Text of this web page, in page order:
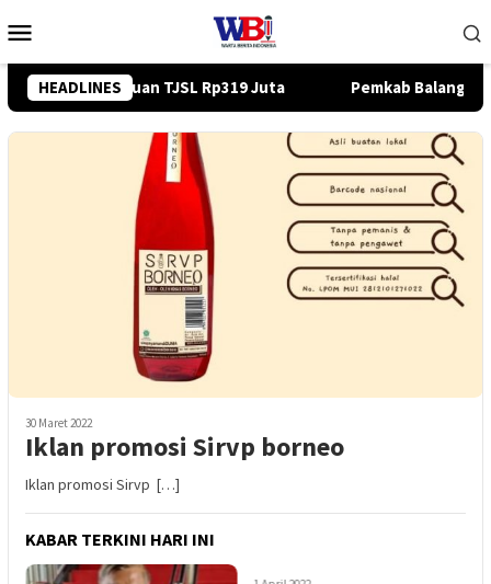
ke
Mobile
HEADLINES
Pemkab Balangan Salurkan Bantuan Pendidikan Rp35 Juta
30 Maret 2022
Iklan promosi Sirvp borneo
Iklan promosi Sirvp […]
KABAR TERKINI HARI INI